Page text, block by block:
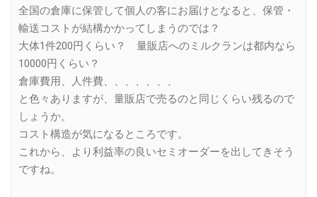
全国の倉庫に保管して個人の客にお届けとなると、保管・
輸送コストが結構かかってしまうのでは？
大体1件200円くらい？ 量販店へのミルクランは都内なら
10000円くらい？
倉庫費用、人件費、、、、、、、
と色々ありますが、量販店で売るのと同じくらい残るので
しょうか。
コスト構造が気になるところです。
これから、より利益率の良いセミオーダーを出してきそう
ですね。